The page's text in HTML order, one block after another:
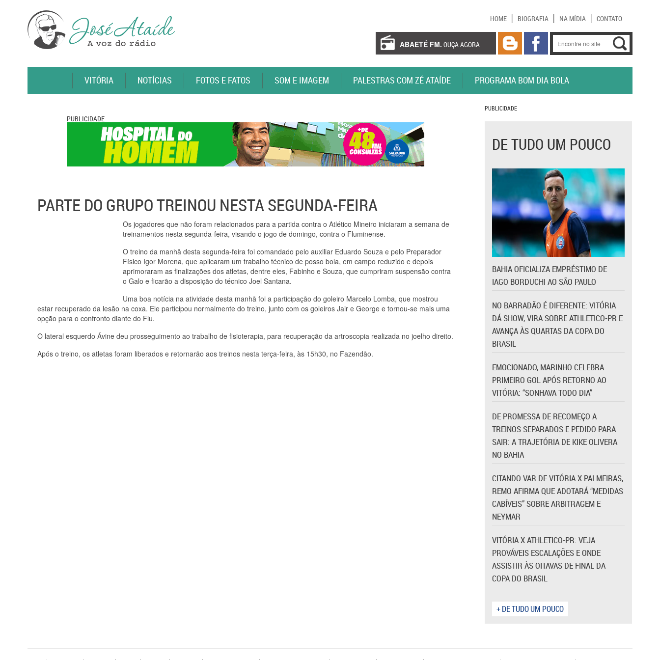
HOME BIOGRAFIA NA MÍDIA CONTATO
ABAETÉ FM. OUÇA AGORA
VITÓRIA NOTÍCIAS FOTOS E FATOS SOM E IMAGEM PALESTRAS COM ZÉ ATAÍDE PROGRAMA BOM DIA BOLA
PUBLICIDADE
PARTE DO GRUPO TREINOU NESTA SEGUNDA-FEIRA
Os jogadores que não foram relacionados para a partida contra o Atlético Mineiro iniciaram a semana de
treinamentos nesta segunda-feira, visando o jogo de domingo, contra o Fluminense.
O treino da manhã desta segunda-feira foi comandado pelo auxiliar Eduardo Souza e pelo Preparador
Físico Igor Morena, que aplicaram um trabalho técnico de posso bola, em campo reduzido e depois
aprimoraram as finalizações dos atletas, dentre eles, Fabinho e Souza, que cumpriram suspensão contra
o Galo e ficarão a disposição do técnico Joel Santana.
Uma boa notícia na atividade desta manhã foi a participação do goleiro Marcelo Lomba, que mostrou
estar recuperado da lesão na coxa. Ele participou normalmente do treino, junto com os goleiros Jair e George e tornou-se mais uma
opção para o confronto diante do Flu.
O lateral esquerdo Ávine deu prosseguimento ao trabalho de fisioterapia, para recuperação da artroscopia realizada no joelho direito.
Após o treino, os atletas foram liberados e retornarão aos treinos nesta terça-feira, às 15h30, no Fazendão.
PUBLICIDADE
DE TUDO UM POUCO
BAHIA OFICIALIZA EMPRÉSTIMO DE
IAGO BORDUCHI AO SÃO PAULO
NO BARRADÃO É DIFERENTE: VITÓRIA
DÁ SHOW, VIRA SOBRE ATHLETICO-PR E
AVANÇA ÀS QUARTAS DA COPA DO
BRASIL
EMOCIONADO, MARINHO CELEBRA
PRIMEIRO GOL APÓS RETORNO AO
VITÓRIA: “SONHAVA TODO DIA”
DE PROMESSA DE RECOMEÇO A
TREINOS SEPARADOS E PEDIDO PARA
SAIR: A TRAJETÓRIA DE KIKE OLIVERA
NO BAHIA
CITANDO VAR DE VITÓRIA X PALMEIRAS,
REMO AFIRMA QUE ADOTARÁ “MEDIDAS
CABÍVEIS” SOBRE ARBITRAGEM E
NEYMAR
VITÓRIA X ATHLETICO-PR: VEJA
PROVÁVEIS ESCALAÇÕES E ONDE
ASSISTIR ÀS OITAVAS DE FINAL DA
COPA DO BRASIL
+ DE TUDO UM POUCO